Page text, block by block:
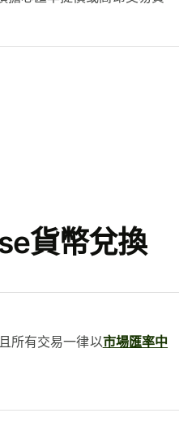
貨幣兌換
所有交易一律以市場匯率中